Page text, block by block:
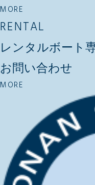
MORE
RENTAL
レンタルボート
お問い合わせ
MORE